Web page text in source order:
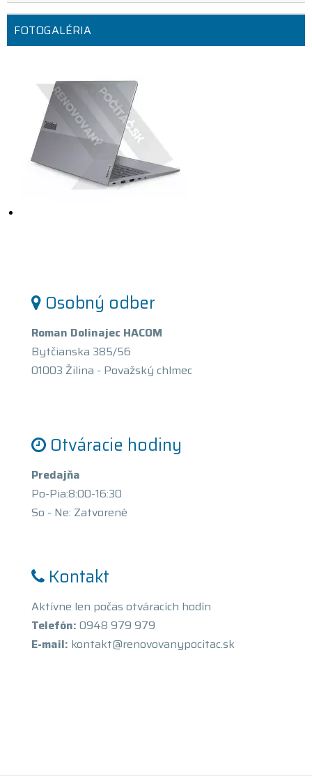
FOTOGALÉRIA
Osobný odber
Roman Dolinajec HACOM
Bytčianska 385/56
01003 Žilina - Považský chlmec
Otváracie hodiny
Predajňa
Po-Pia:8:00-16:30
So - Ne: Zatvorené
Kontakt
Aktívne len počas otváracích hodín
Telefón: 0948 979 979
E-mail: kontakt@renovovanypocitac.sk